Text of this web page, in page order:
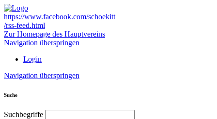
https://www.facebook.com/schoekitt
/rss-feed.html
Zur Homepage des Hauptvereins
Navigation überspringen
Login
Navigation überspringen
Suche
Suchbegriffe